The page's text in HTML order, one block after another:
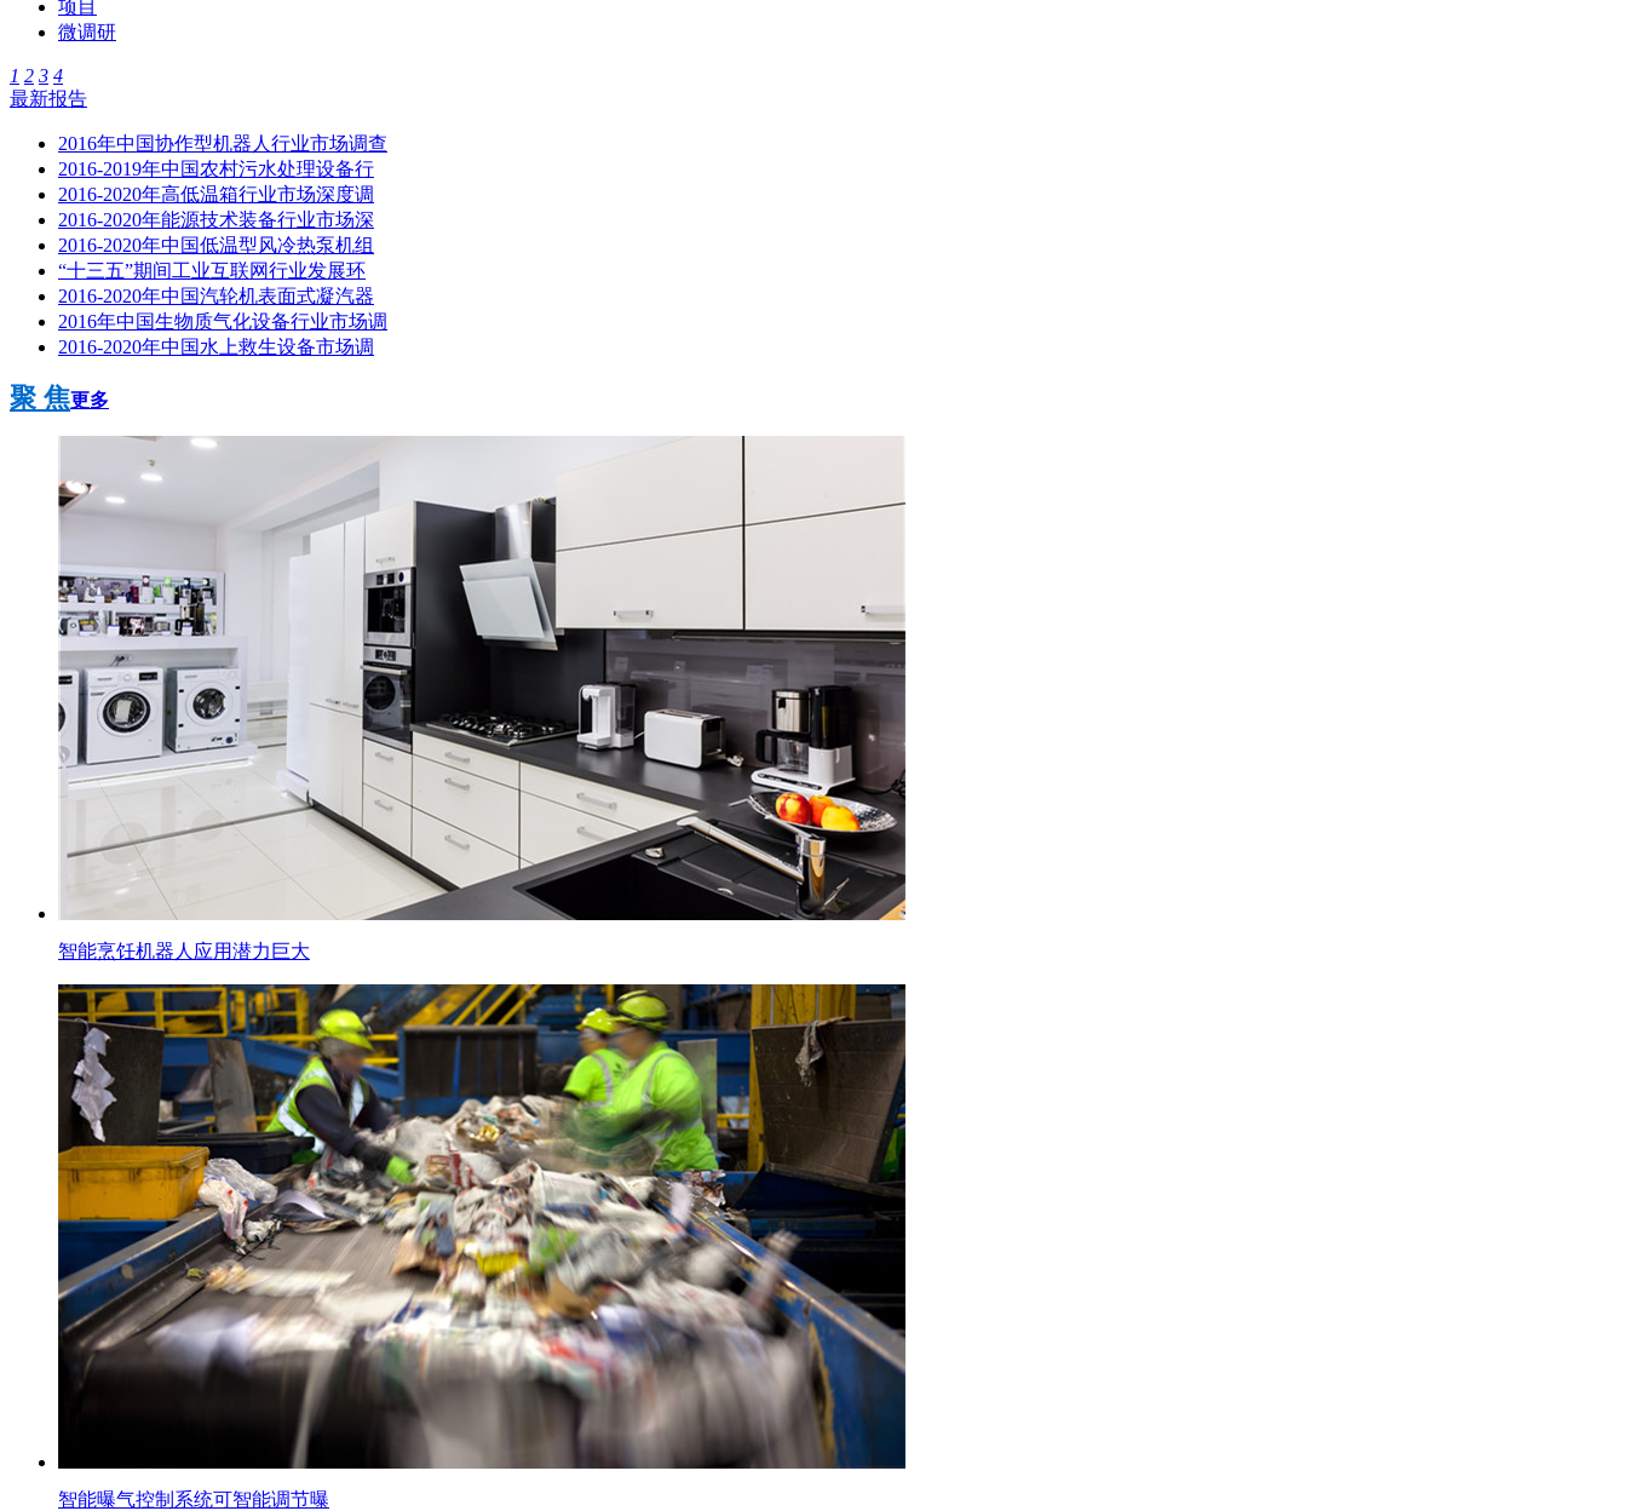
项目
微调研
1 2 3 4
最新报告
2016年中国协作型机器人行业市场调查
2016-2019年中国农村污水处理设备行
2016-2020年高低温箱行业市场深度调
2016-2020年能源技术装备行业市场深
2016-2020年中国低温型风冷热泵机组
“十三五”期间工业互联网行业发展环
2016-2020年中国汽轮机表面式凝汽器
2016年中国生物质气化设备行业市场调
2016-2020年中国水上救生设备市场调
聚 焦更多
智能烹饪机器人应用潜力巨大
智能曝气控制系统可智能调节曝